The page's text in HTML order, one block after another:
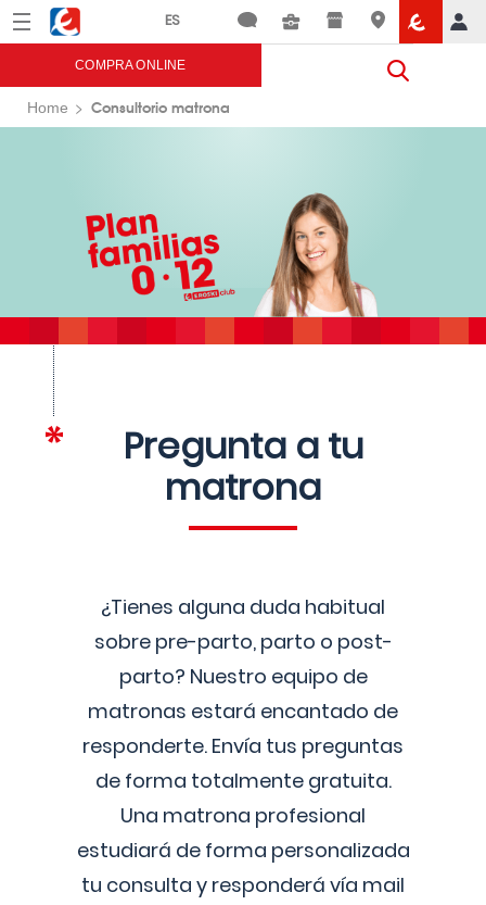
Menú Eroski
COMPRA ONLINE
Home Consultorio matrona
Pregunta a tu
matrona
¿Tienes alguna duda habitual
sobre pre-parto, parto o post-
parto? Nuestro equipo de
matronas estará encantado de
responderte. Envía tus preguntas
de forma totalmente gratuita.
Una matrona profesional
estudiará de forma personalizada
tu consulta y responderá vía mail